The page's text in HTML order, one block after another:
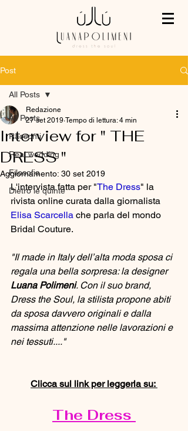
Post
All Posts
Racconti
Real wedding
Filosofia
Dietro le quinte
All Posts
Interview for " THE
DRESS "
Redazione
27 set 2019 Tempo di lettura: 4 min
Aggiornamento: 30 set 2019
L'intervista fatta per "The Dress" la
rivista online curata dalla giornalista
Elisa Scarcella che parla del mondo
Bridal Couture.
"Il made in Italy dell’alta moda sposa ci
regala una bella sorpresa: la designer
Luana Polimeni. Con il suo brand,
Dress the Soul, la stilista propone abiti
da sposa davvero originali e dalla
massima attenzione nelle lavorazioni e
nei tessuti...."
Clicca sul link per leggerla su:
The Dress